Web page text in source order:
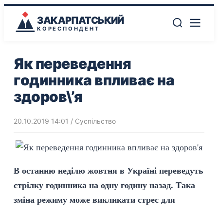
ЗАКАРПАТСЬКИЙ
КОРЕСПОНДЕНТ
Як переведення
годинника впливає на
здоров\’я
20.10.2019 14:01 / Суспільство
В останню неділю жовтня в Україні переведуть
стрілку годинника на одну годину назад. Така
зміна режиму може викликати стрес для